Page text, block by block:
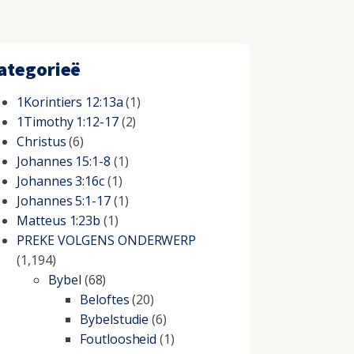
1Korintiers 12:13a(1)
1Timothy 1:12-17(2)
Christus(6)
Johannes 15:1-8 (1)
Johannes 3:16c(1)
Johannes 5:1-17(1)
Matteus 1:23b (1)
PREKE VOLGENS ONDERWERP
(1,194)
Bybel (68)
Beloftes(20)
Bybelstudie (6)
Foutloosheid (1)